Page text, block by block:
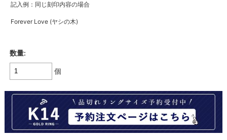
記入例：同じ刻印内容の場合
Forever Love (ヤシの木)
数量:
個